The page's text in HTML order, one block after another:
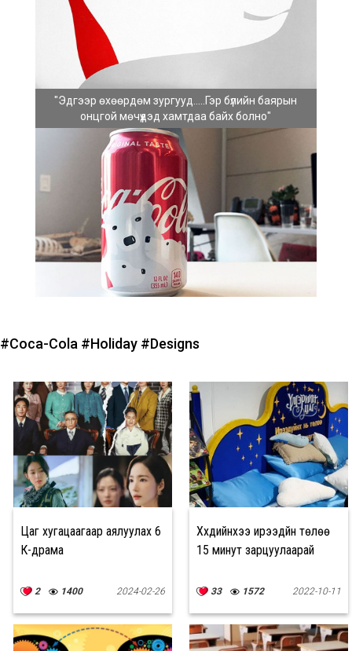
"Эдгээр өхөөрдөм зургууд.....Гэр бүлийн баярын
онцгой мөчүүдэд хамтдаа байх болно"
#Coca-Cola #Holiday #Designs
Цаг хугацаагаар аялуулах 6
К-драма
2 1400 2024-02-26
Хүүхдийнхээ ирээдүйн төлөө
15 минут зарцуулаарай
33 1572 2022-10-11